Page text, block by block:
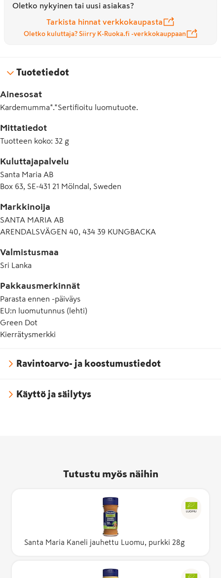
Oletko nykyinen tai uusi asiakas?
Tarkista hinnat verkkokaupasta
Oletko kuluttaja? Siirry K-Ruoka.fi -verkkokauppaan
Tuotetiedot
Ainesosat
Kardemumma*.*Sertifioitu luomutuote.
Mittatiedot
Tuotteen koko: 32 g
Kuluttajapalvelu
Santa Maria AB
Box 63, SE-431 21 Mölndal, Sweden
Markkinoija
SANTA MARIA AB
ARENDALSVÄGEN 40, 434 39 KUNGBACKA
Valmistusmaa
Sri Lanka
Pakkausmerkinnät
Parasta ennen -päiväys
EU:n luomutunnus (lehti)
Green Dot
Kierrätysmerkki
Ravintoarvo- ja koostumustiedot
Käyttö ja säilytys
Tutustu myös näihin
Santa Maria Kaneli jauhettu Luomu, purkki 28g
LUOMU